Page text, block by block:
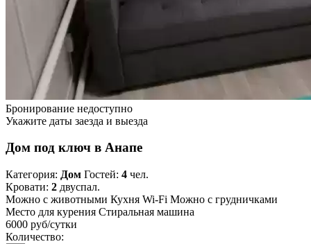
Бронирование недоступно
Укажите даты заезда и выезда
Дом под ключ в Анапе
Категория: Дом Гостей: 4 чел.
Кровати: 2 двуспал.
Можно с животными Кухня Wi-Fi Можно с грудничками
Место для курения Стиральная машина
6000 руб/сутки
Количество: